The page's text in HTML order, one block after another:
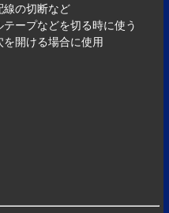
の切断など
ープなどを切る時に使う
開ける場合に使用